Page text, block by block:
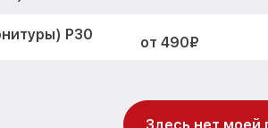
P30
от 490₽